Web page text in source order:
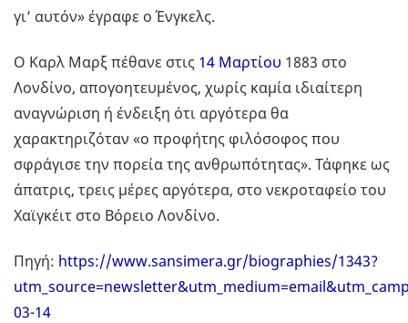
γι’ αυτόν» έγραφε ο Ένγκελς.
Ο Καρλ Μαρξ πέθανε στις 14 Μαρτίου 1883 στο
Λονδίνο, απογοητευμένος, χωρίς καμία ιδιαίτερη
αναγνώριση ή ένδειξη ότι αργότερα θα
χαρακτηριζόταν «ο προφήτης φιλόσοφος που
σφράγισε την πορεία της ανθρωπότητας». Τάφηκε ως
άπατρις, τρεις μέρες αργότερα, στο νεκροταφείο του
Χαϊγκέιτ στο Βόρειο Λονδίνο.
Πηγή: https://www.sansimera.gr/biographies/1343?
03-14